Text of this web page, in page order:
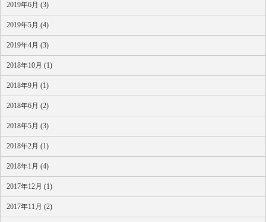
2019年6月 (3)
2019年5月 (4)
2019年4月 (3)
2018年10月 (1)
2018年9月 (1)
2018年6月 (2)
2018年5月 (3)
2018年2月 (1)
2018年1月 (4)
2017年12月 (1)
2017年11月 (2)